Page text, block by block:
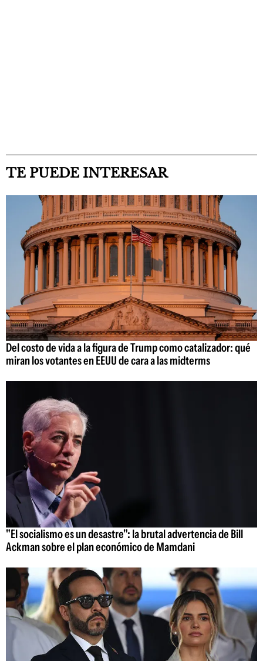
TE PUEDE INTERESAR
Del costo de vida a la figura de Trump como catalizador: qué
miran los votantes en EEUU de cara a las midterms
"El socialismo es un desastre": la brutal advertencia de Bill
Ackman sobre el plan económico de Mamdani